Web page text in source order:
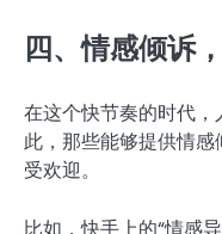
四、情感倾诉
在这个快节奏的时代
此，那些能够提供情
受欢迎。
比如，快手上的“情感